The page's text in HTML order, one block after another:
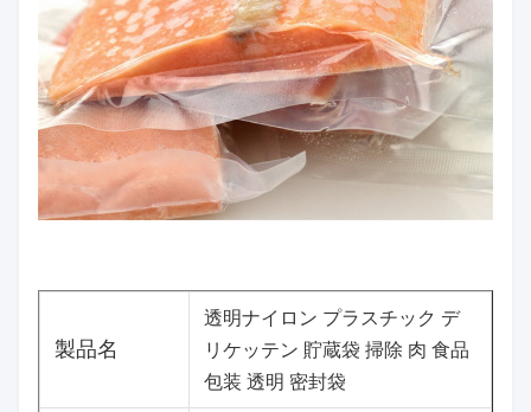
製品名
透明ナイロン プラスチック デ
リケッテン 貯蔵袋 掃除 肉 食品
包装 透明 密封袋